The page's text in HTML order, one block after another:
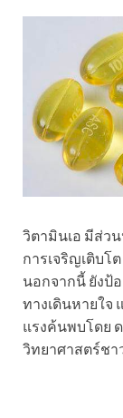
วิตามินเอ มีส่ว
การเจริญเติบโ
นอกจากนี้ ยังป้
ทางเดินหายใจ
แรงค้นพบโดย ด
วิทยาศาสตร์ชา